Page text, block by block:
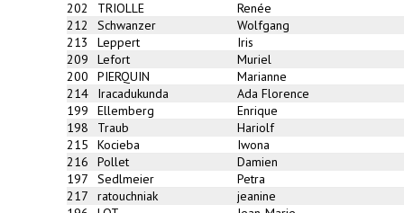
202
TRIOLLE
Renée
212
Schwanzer
Wolfgang
213
Leppert
Iris
209
Lefort
Muriel
200
PIERQUIN
Marianne
214
Iracadukunda
Ada Florence
199
Ellemberg
Enrique
198
Traub
Hariolf
215
Kocieba
Iwona
216
Pollet
Damien
197
Sedlmeier
Petra
217
ratouchniak
jeanine